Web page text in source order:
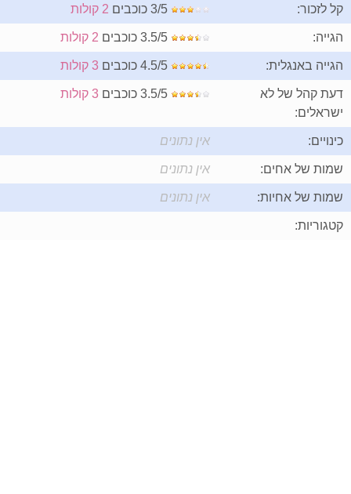
קל לזכור: 3/5 כוכבים 2 קולות
הגייה: 3.5/5 כוכבים 2 קולות
הגייה באנגלית: 4.5/5 כוכבים 3 קולות
דעת קהל של לא
ישראלים:
3.5/5 כוכבים 3 קולות
כינויים: אין נתונים
שמות של אחים: אין נתונים
שמות של אחיות: אין נתונים
קטגוריות: